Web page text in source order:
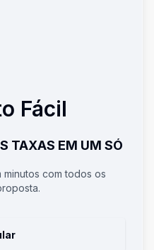
Fácil
TAXAS EM UM SÓ
minutos com todos os